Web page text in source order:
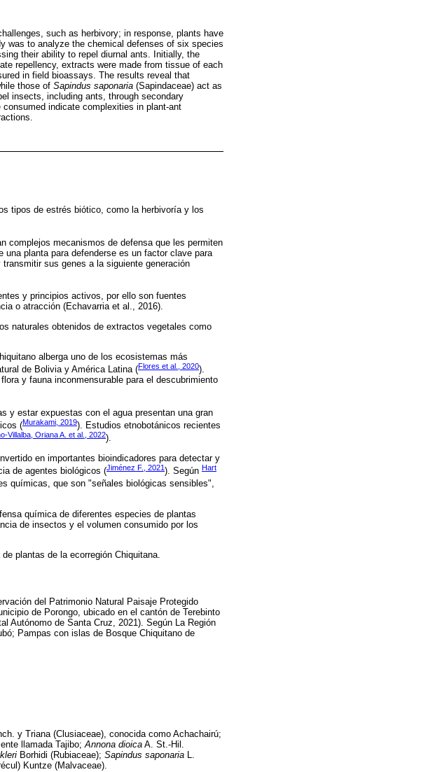
such as herbivory; in response, plants have
was to analyze the chemical defenses of six species
their ability to repel diurnal ants. Initially, the
repellency, extracts were made from tissue of each
in field bioassays. The results reveal that
those of Sapindus saponaria (Sapindaceae) act as
insects, including ants, through secondary
indicate complexities in plant-ant
tipos de estrés biótico, como la herbivoría y los
complejos mecanismos de defensa que les permiten
planta para defenderse es un factor clave para
sus genes a la siguiente generación
y principios activos, por ello son fuentes
o atracción (Echavarria et al., 2016).
naturales obtenidos de extractos vegetales como
alberga uno de los ecosistemas más
de Bolivia y América Latina (Flores et al., 2020).
y fauna inconmensurable para el descubrimiento
y estar expuestas con el agua presentan una gran
(Murakami, 2019). Estudios etnobotánicos recientes
Villalba, Oriana A. et al., 2022).
en importantes bioindicadores para detectar y
de agentes biológicos (Jiménez F., 2021). Según Hart
químicas, que son "señales biológicas sensibles",
química de diferentes especies de plantas
de insectos y el volumen consumido por los
plantas de la ecorregión Chiquitana.
del Patrimonio Natural Paisaje Protegido
de Porongo, ubicado en el cantón de Terebinto
Autónomo de Santa Cruz, 2021). Según La Región
Pampas con islas de Bosque Chiquitano de
y Triana (Clusiaceae), conocida como Achachairú;
llamada Tajibo;Annona dioica A. St.-Hil.
Borhidi (Rubiaceae); Sapindus saponaria L.
Kuntze (Malvaceae).